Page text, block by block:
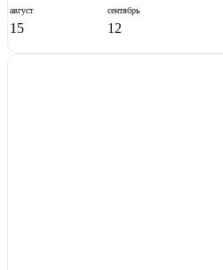
август
15
сентябрь
12